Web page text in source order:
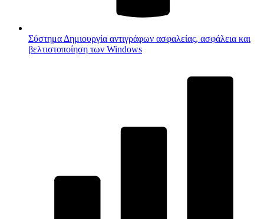
Σύστημα Δημιουργία αντιγράφων ασφαλείας, ασφάλεια και
βελτιστοποίηση των Windows